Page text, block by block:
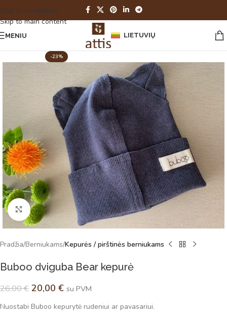
Skip to navigation
Skip to main content
MENIU LIETUVIŲ
-23%
Spustelėkite norėdami padidinti
Pradžia Berniukams Kepurės / pirštinės berniukams
Buboo dviguba Bear kepurė
26,00€ 20,00 € su PVM
Nuostabi Buboo kepurytė rudeniui ar pavasariui.